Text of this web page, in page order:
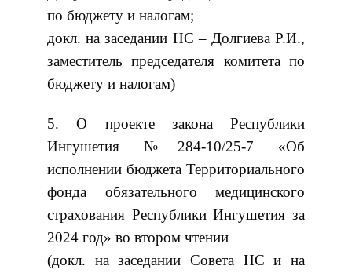
по бюджету и налогам;
докл. на заседании НС – Долгиева Р.И.,
заместитель председателя комитета по
бюджету и налогам)
5. О проекте закона Республики
Ингушетия №284-10/25-7 «Об
исполнении бюджета Территориального
фонда обязательного медицинского
страхования Республики Ингушетия за
2024 год» во втором чтении
(докл. на заседании Совета НС и на